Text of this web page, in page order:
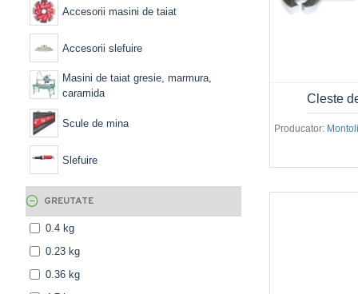
Accesorii masini de taiat
Accesorii slefuire
Masini de taiat gresie, marmura,
caramida
Scule de mina
Slefuire
GREUTATE
0.4 kg
0.23 kg
0.36 kg
Producator:
Cleste